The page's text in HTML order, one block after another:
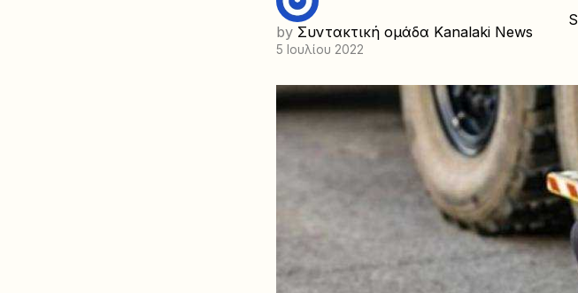
by Συντακτική ομάδα Kanalaki News
5 Ιουλίου 2022